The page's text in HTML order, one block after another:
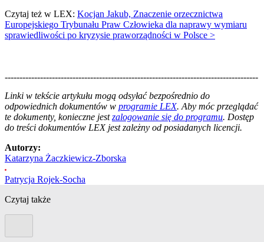
Czytaj też w LEX: Kocjan Jakub, Znaczenie orzecznictwa
Europejskiego Trybunału Praw Człowieka dla naprawy wymiaru
sprawiedliwości po kryzysie praworządności w Polsce >
--------------------------------------------------------------------------------------
Linki w tekście artykułu mogą odsyłać bezpośrednio do
odpowiednich dokumentów w programie LEX. Aby móc przeglądać
te dokumenty, konieczne jestzalogowanie się do programu. Dostęp
do treści dokumentów LEX jest zależny od posiadanych licencji.
Autorzy:
Katarzyna Żaczkiewicz-Zborska
Patrycja Rojek-Socha
Czytaj także